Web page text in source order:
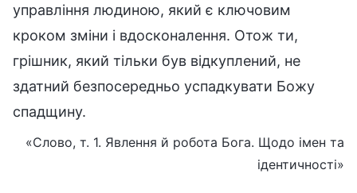
управління людиною, який є ключовим
кроком зміни і вдосконалення. Отож ти,
грішник, який тільки був відкуплений, не
здатний безпосередньо успадкувати Божу
спадщину.
«Слово, т. 1. Явлення й робота Бога. Щодо імен та
ідентичності»